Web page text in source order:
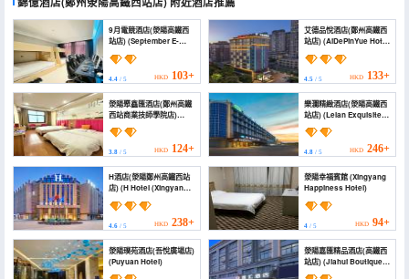
9月電競酒店(滎陽高鐵西
站店) (September E-
sports Hotel (Fuyang
West High-speed
Railway Station))
4.4 / 5 HKD 103+
艾德品悅酒店(鄭州高鐵西
站店) (AiDePinYue Hotel
(Zhengzhou High-
speed Railway West
Station))
4.5/ 5 HKD 133+
滎陽聚鑫匯酒店(鄭州高鐵
西站商業技師學院店)
(Juxinhui Hotel)
3.8 / 5 HKD 124+
樂瀾精緻酒店(滎陽高鐵西
站店) (Lelan Exquisite
Hotel (Xingyang High
speed Railway West
Station Branch))
4.8/ 5 HKD 246+
H酒店(滎陽鄭州高鐵西站
店) (H Hotel (Xingyang
Zhengzhou High-speed
West Station))
4.6 / 5 HKD 238+
滎陽幸福賓館 (Xingyang
Happiness Hotel)
4/ 5 HKD 94+
滎陽璞苑酒店(吾悅廣場店)
(Puyuan Hotel)
滎陽嘉匯精品酒店(高鐵西
站店) (Jiahui Boutique
Hotel)